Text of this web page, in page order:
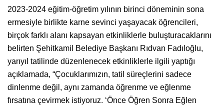
2023-2024 eğitim-öğretim yılının birinci döneminin sona
ermesiyle birlikte karne sevinci yaşayacak öğrencileri,
birçok farklı alanı kapsayan etkinliklerle buluşturacaklarını
belirten Şehitkamil Belediye Başkanı Rıdvan Fadıloğlu,
yarıyıl tatilinde düzenlenecek etkinliklerle ilgili yaptığı
açıklamada, “Çocuklarımızın, tatil süreçlerini sadece
dinlenme değil, aynı zamanda öğrenme ve eğlenme
fırsatına çevirmek istiyoruz. ‘Önce Öğren Sonra Eğlen